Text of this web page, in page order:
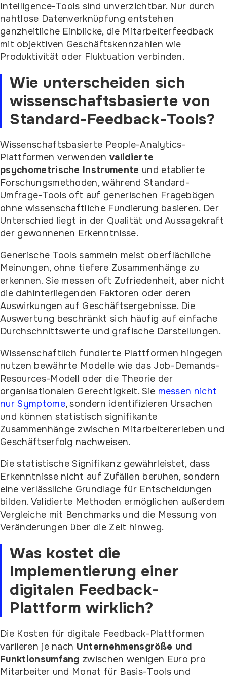
Intelligence-Tools sind unverzichtbar. Nur durch
nahtlose Datenverknüpfung entstehen
ganzheitliche Einblicke, die Mitarbeiterfeedback
mit objektiven Geschäftskennzahlen wie
Produktivität oder Fluktuation verbinden.
Wie unterscheiden sich
wissenschaftsbasierte von
Standard-Feedback-Tools?
Wissenschaftsbasierte People-Analytics-
Plattformen verwendenvalidierte
psychometrische Instrumente und etablierte
Forschungsmethoden, während Standard-
Umfrage-Tools oft auf generischen Fragebögen
ohne wissenschaftliche Fundierung basieren. Der
Unterschied liegt in der Qualität und Aussagekraft
der gewonnenen Erkenntnisse.
Generische Tools sammeln meist oberflächliche
Meinungen, ohne tiefere Zusammenhänge zu
erkennen. Sie messen oft Zufriedenheit, aber nicht
die dahinterliegenden Faktoren oder deren
Auswirkungen auf Geschäftsergebnisse. Die
Auswertung beschränkt sich häufig auf einfache
Durchschnittswerte und grafische Darstellungen.
Wissenschaftlich fundierte Plattformen hingegen
nutzen bewährte Modelle wie das Job-Demands-
Resources-Modell oder die Theorie der
organisationalen Gerechtigkeit. Sie messen nicht
nur Symptome, sondern identifizieren Ursachen
und können statistisch signifikante
Zusammenhänge zwischen Mitarbeitererleben und
Geschäftserfolg nachweisen.
Die statistische Signifikanz gewährleistet, dass
Erkenntnisse nicht auf Zufällen beruhen, sondern
eine verlässliche Grundlage für Entscheidungen
bilden. Validierte Methoden ermöglichen außerdem
Vergleiche mit Benchmarks und die Messung von
Veränderungen über die Zeit hinweg.
Was kostet die
Implementierung einer
digitalen Feedback-
Plattform wirklich?
Die Kosten für digitale Feedback-Plattformen
variieren je nach Unternehmensgröße und
Funktionsumfang zwischen wenigen Euro pro
Mitarbeiter und Monat für Basis-Tools und